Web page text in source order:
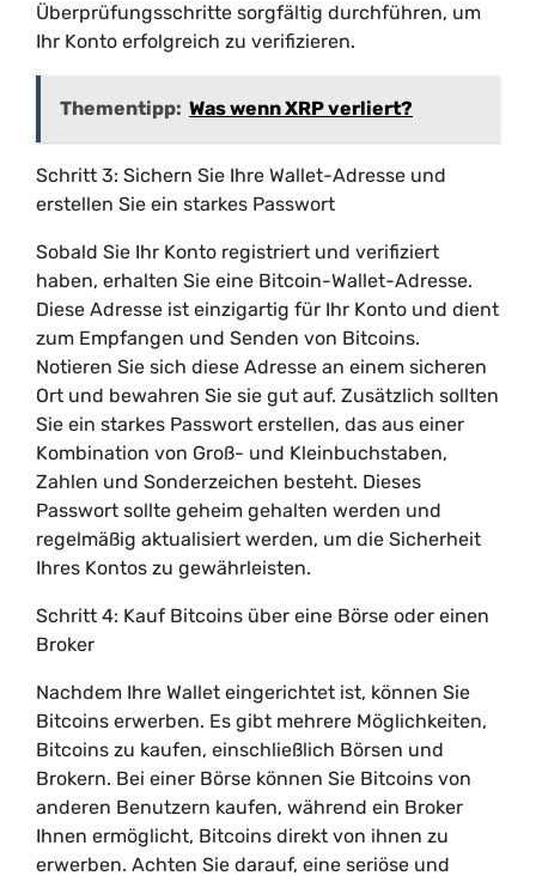
Überprüfungsschritte sorgfältig durchführen, um
Ihr Konto erfolgreich zu verifizieren.
Thementipp: Was wenn XRP verliert?
Schritt 3: Sichern Sie Ihre Wallet-Adresse und
erstellen Sie ein starkes Passwort
Sobald Sie Ihr Konto registriert und verifiziert
haben, erhalten Sie eine Bitcoin-Wallet-Adresse.
Diese Adresse ist einzigartig für Ihr Konto und dient
zum Empfangen und Senden von Bitcoins.
Notieren Sie sich diese Adresse an einem sicheren
Ort und bewahren Sie sie gut auf. Zusätzlich sollten
Sie ein starkes Passwort erstellen, das aus einer
Kombination von Groß- und Kleinbuchstaben,
Zahlen und Sonderzeichen besteht. Dieses
Passwort sollte geheim gehalten werden und
regelmäßig aktualisiert werden, um die Sicherheit
Ihres Kontos zu gewährleisten.
Schritt 4: Kauf Bitcoins über eine Börse oder einen
Broker
Nachdem Ihre Wallet eingerichtet ist, können Sie
Bitcoins erwerben. Es gibt mehrere Möglichkeiten,
Bitcoins zu kaufen, einschließlich Börsen und
Brokern. Bei einer Börse können Sie Bitcoins von
anderen Benutzern kaufen, während ein Broker
Ihnen ermöglicht, Bitcoins direkt von ihnen zu
erwerben. Achten Sie darauf, eine seriöse und